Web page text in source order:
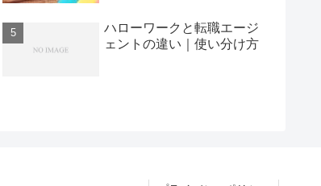
ハローワークと転職エージ
ェントの違い｜使い分け方